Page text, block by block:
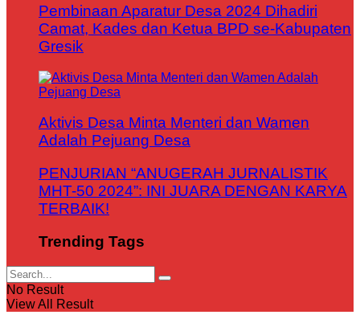
Pembinaan Aparatur Desa 2024 Dihadiri
Camat, Kades dan Ketua BPD se-Kabupaten
Gresik
Aktivis Desa Minta Menteri dan Wamen
Adalah Pejuang Desa
PENJURIAN “ANUGERAH JURNALISTIK
MHT-50 2024”: INI JUARA DENGAN KARYA
TERBAIK!
Trending Tags
No Result
View All Result